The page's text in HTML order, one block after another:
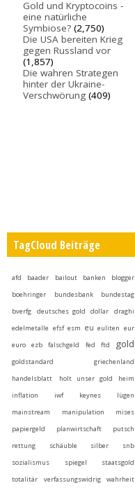
Gold und Kryptocoins -
eine natürliche
Symbiose? (2,750)
Die USA bereiten Krieg
gegen Russland vor
(1,857)
Die wahren Strategen
hinter der Ukraine-
Verschwörung (409)
TagCloud Beiträge
afd baader bailout banken
blogger
boehringer
bundesbank
bundestag
bverfg
deutsches gold dollar
draghi
edelmetalle efsf esm eu euliten eur
euro
ezb falschgeld fed ftd gold
goldstandard
griechenland
handelsblatt
holt unser gold heim
inflation
iwf keynes
lügen
mainstream
manipulation
mises
papiergeld
planwirtschaft
putsch
rettung
schäuble silber
snb
sozialismus
spiegel
staatsgold
totalitär
verfassungswidrig
wahrheit